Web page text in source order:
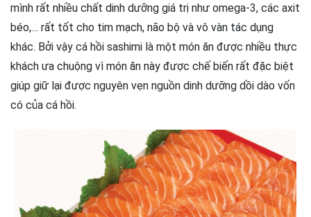
mình rất nhiều chất dinh dưỡng giá trị như omega-3, các axit
béo,… rất tốt cho tim mạch, não bộ và vô vàn tác dụng
khác. Bởi vậy cá hồi sashimi là một món ăn được nhiều thực
khách ưa chuộng vì món ăn này được chế biến rất đặc biệt
giúp giữ lại được nguyên vẹn nguồn dinh dưỡng dồi dào vốn
có của cá hồi.